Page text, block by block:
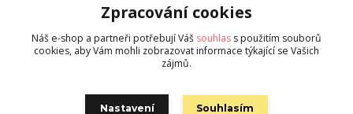
obchod@kajasaudek.cz
Zpracování cookies
Náš e-shop a partneři potřebují Váš souhlas s použitím souborů
cookies, aby Vám mohli zobrazovat informace týkající se Vašich
zájmů.
Nastavení Souhlasím